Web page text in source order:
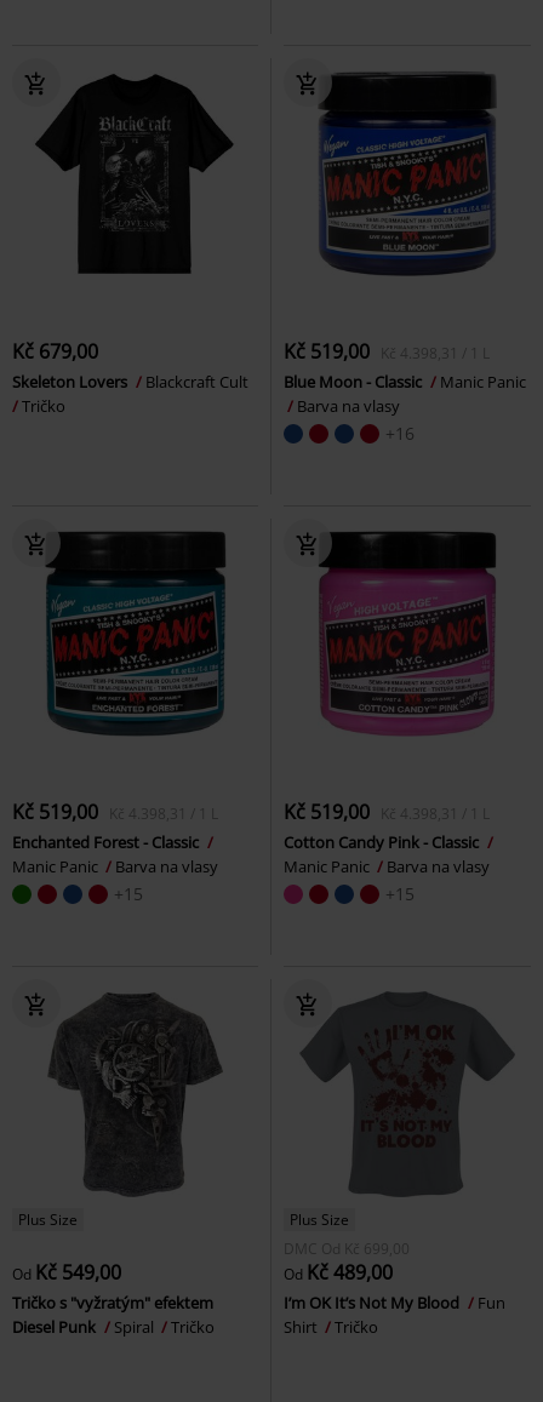
Kč 679,00
Skeleton Lovers
Blackcraft Cult
Tričko
Kč 519,00 Kč 4.398,31 / 1 L
Blue Moon - Classic
Manic Panic
Barva na vlasy
+16
Kč 519,00 Kč 4.398,31 / 1 L
Enchanted Forest - Classic
Manic Panic
Barva na vlasy
+15
Kč 519,00 Kč 4.398,31 / 1 L
Cotton Candy Pink - Classic
Manic Panic
Barva na vlasy
+15
Plus Size
Od Kč 549,00
Tričko s "vyžratým" efektem
Diesel Punk
Spiral Tričko
Plus Size
DMC Od Kč 699,00
Od Kč 489,00
I’m OK It’s Not My Blood
Fun
Shirt
Tričko